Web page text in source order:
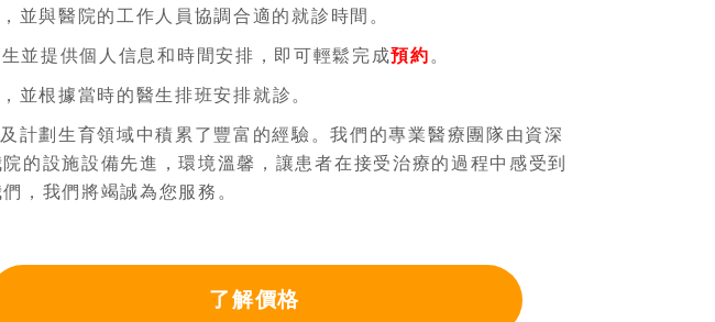
並與醫院的工作人員協調合適的就診時間。
並提供個人信息和時間安排，即可輕鬆完成預約 。
，並根據當時的醫生排班安排就診。
計劃生育領域中積累了豐富的經驗。我們的專業醫療團隊由資深
的設施設備先進，環境溫馨，讓患者在接受治療的過程中感受到
，我們將竭誠為您服務。
了解價格